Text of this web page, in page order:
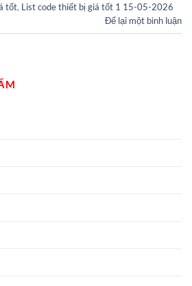
tốt, List code thiết bị giá tốt 1 15-05-2026
Để lại một bình luận